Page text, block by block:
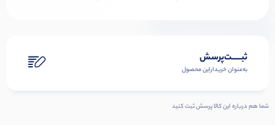
ثبـــــت‌پرسش
به‌عنوان ‌خریدار‌این‌ محصول
شما هم درباره این کالا پرسش ثبت کنید